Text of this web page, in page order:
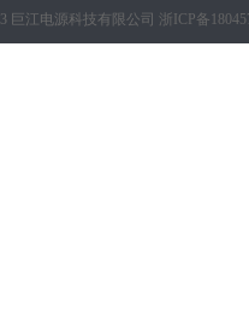
巨江电源科技有限公司 浙ICP备